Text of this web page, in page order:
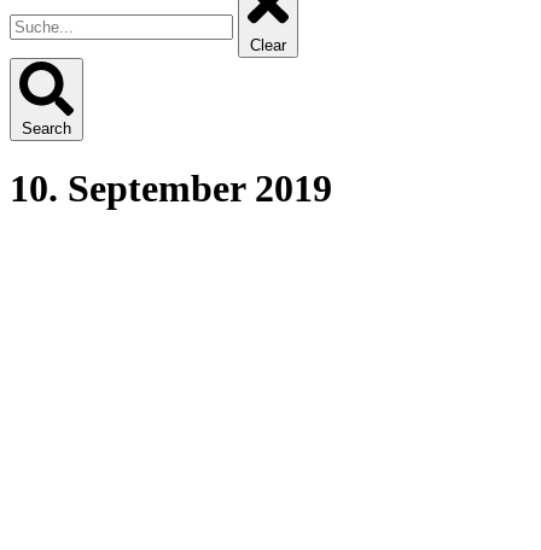
Clear
Search
10. September 2019